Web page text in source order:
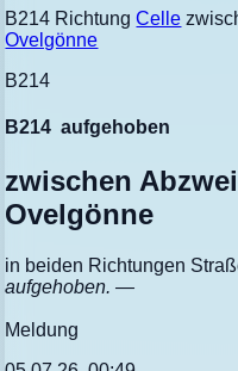
B214 RichtungCelle
Ovelgönne
B214
B214 aufgehoben
zwischen
Ovelgönne
in beiden Richtungen
aufgehoben. —
Meldung